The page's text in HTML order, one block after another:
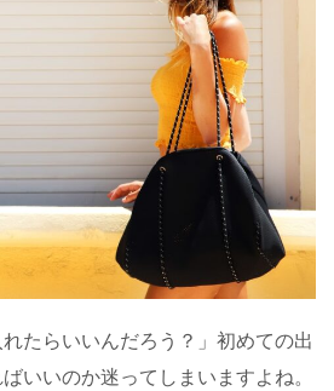
れたらいいんだろう？」初めての出
いいのか迷ってしまいますよね。